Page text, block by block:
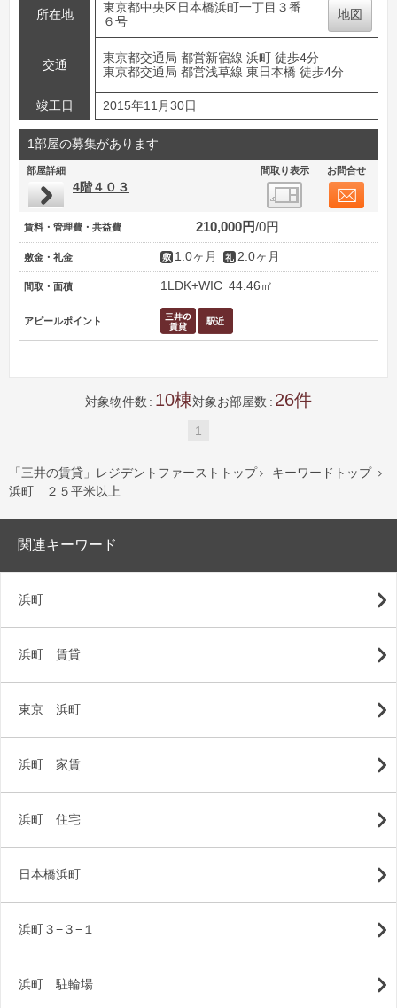
所在地
東京都中央区日本橋浜町一丁目３番
６号
地図
交通
東京都交通局 都営新宿線 浜町 徒歩4分
東京都交通局 都営浅草線 東日本橋 徒歩4分
竣工日 2015年11月30日
1部屋の募集があります
部屋詳細 間取り表示 お問合せ
4階４０３
賃料・管理費・共益費 210,000円 0円
敷金・礼金 1.0ヶ月 2.0ヶ月
間取・面積 1LDK+WIC 44.46㎡
アピールポイント
対象物件数 10 対象お部屋数 26
1
「三井の賃貸」レジデントファーストトップ  キーワードトップ 
浜町 ２５平米以上
関連キーワード
浜町
浜町 賃貸
東京 浜町
浜町 家賃
浜町 住宅
日本橋浜町
浜町３−３−１
浜町 駐輪場